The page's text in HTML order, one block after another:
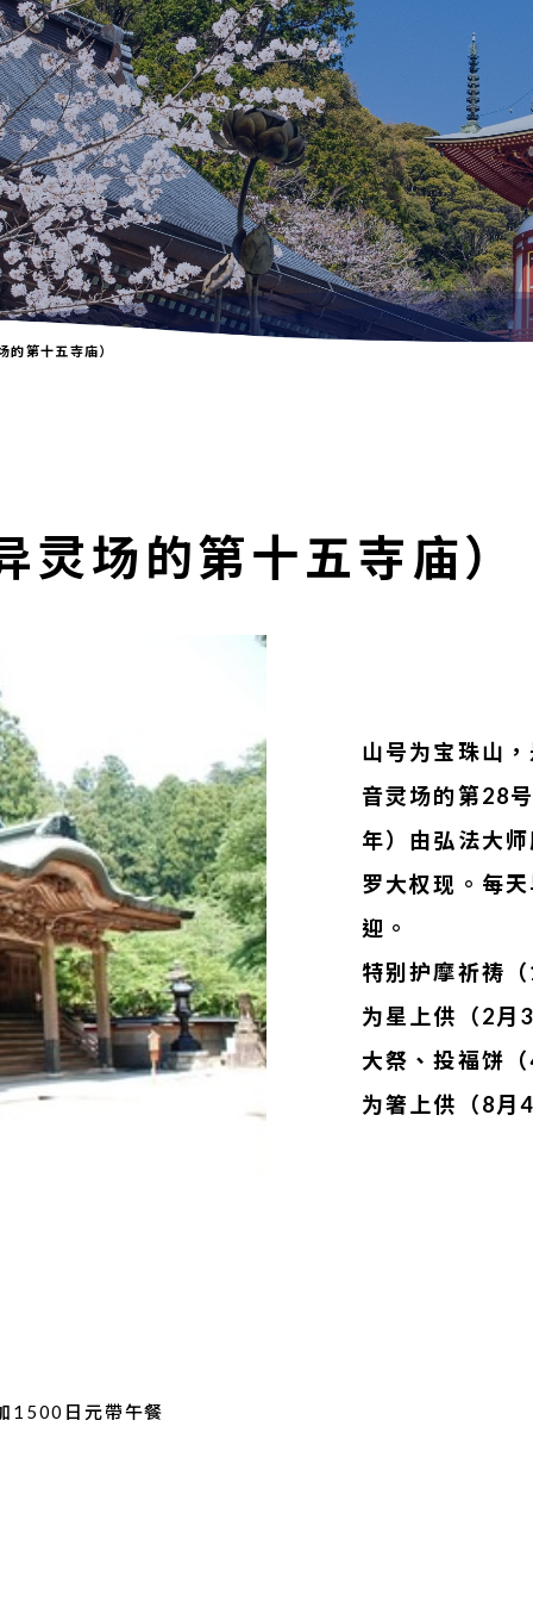
的第十五寺庙）
灵场的第十五寺庙）
山号为宝珠山
音灵场的第28
年）由弘法大
罗大权现。每
迎。
特别护摩祈祷
为星上供（2月
大祭、投福饼
为箸上供（8月
1500日元帶午餐